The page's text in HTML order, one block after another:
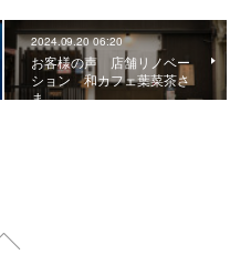
2024.09.20 06:20
お客様の声 店舗リノベー
ション 和カフェ葉菜茶さ
ま